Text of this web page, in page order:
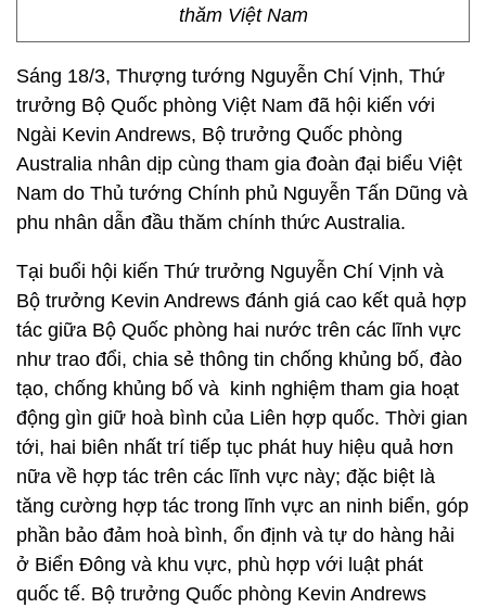
thăm Việt Nam
Sáng 18/3, Thượng tướng Nguyễn Chí Vịnh, Thứ
trưởng Bộ Quốc phòng Việt Nam đã hội kiến với
Ngài Kevin Andrews, Bộ trưởng Quốc phòng
Australia nhân dịp cùng tham gia đoàn đại biểu Việt
Nam do Thủ tướng Chính phủ Nguyễn Tấn Dũng và
phu nhân dẫn đầu thăm chính thức Australia.
Tại buổi hội kiến Thứ trưởng Nguyễn Chí Vịnh và
Bộ trưởng Kevin Andrews đánh giá cao kết quả hợp
tác giữa Bộ Quốc phòng hai nước trên các lĩnh vực
như trao đổi, chia sẻ thông tin chống khủng bố, đào
tạo, chống khủng bố và kinh nghiệm tham gia hoạt
động gìn giữ hoà bình của Liên hợp quốc. Thời gian
tới, hai biên nhất trí tiếp tục phát huy hiệu quả hơn
nữa về hợp tác trên các lĩnh vực này; đặc biệt là
tăng cường hợp tác trong lĩnh vực an ninh biển, góp
phần bảo đảm hoà bình, ổn định và tự do hàng hải
ở Biển Đông và khu vực, phù hợp với luật phát
quốc tế. Bộ trưởng Quốc phòng Kevin Andrews